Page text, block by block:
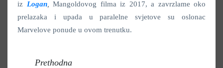
iz Logan, Mangoldovog filma iz 2017, a zavrzlame oko
prelazaka i upada u paralelne svjetove su oslonac
Marvelove ponude u ovom trenutku.
Prethodna